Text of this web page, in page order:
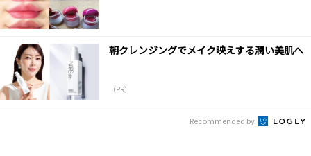
朝クレンジングでメイク映えする潤い美肌へ
（PR）
Recommended by